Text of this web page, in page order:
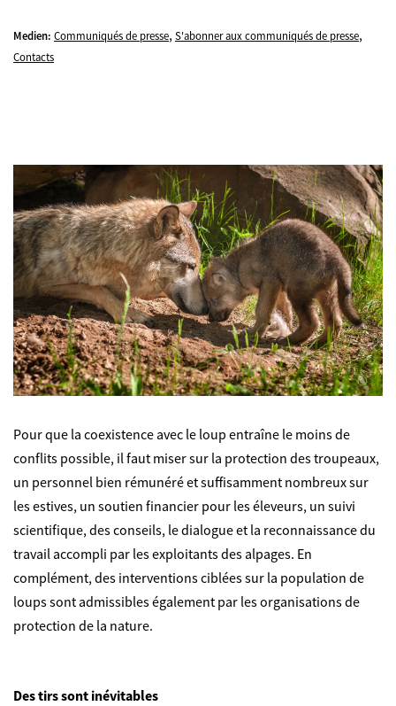
Medien: Communiqués de presse, S'abonner aux communiqués de presse,
Contacts
©
Pour que la coexistence avec le loup entraîne le moins de
conflits possible, il faut miser sur la protection des troupeaux,
un personnel bien rémunéré et suffisamment nombreux sur
les estives, un soutien financier pour les éleveurs, un suivi
scientifique, des conseils, le dialogue et la reconnaissance du
travail accompli par les exploitants des alpages. En
complément, des interventions ciblées sur la population de
loups sont admissibles également par les organisations de
protection de la nature.
Des tirs sont inévitables